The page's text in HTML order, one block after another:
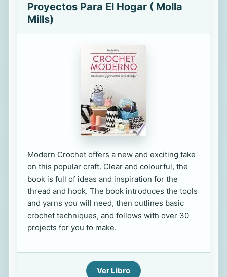
Proyectos Para El Hogar ( Molla
Mills)
Modern Crochet offers a new and exciting take
on this popular craft. Clear and colourful, the
book is full of ideas and inspiration for the
thread and hook. The book introduces the tools
and yarns you will need, then outlines basic
crochet techniques, and follows with over 30
projects for you to make.
Ver Libro